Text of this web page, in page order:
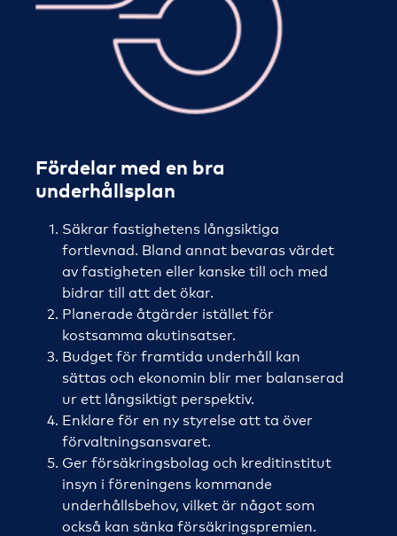
Fördelar med en bra
underhållsplan
Säkrar fastighetens långsiktiga
fortlevnad. Bland annat bevaras värdet
av fastigheten eller kanske till och med
bidrar till att det ökar.
Planerade åtgärder istället för
kostsamma akutinsatser.
Budget för framtida underhåll kan
sättas och ekonomin blir mer balanserad
ur ett långsiktigt perspektiv.
Enklare för en ny styrelse att ta över
förvaltningsansvaret.
Ger försäkringsbolag och kreditinstitut
insyn i föreningens kommande
underhållsbehov, vilket är något som
också kan sänka försäkringspremien.